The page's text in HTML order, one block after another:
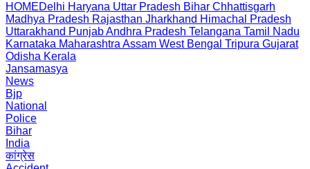
HOMEDelhi Haryana Uttar Pradesh Bihar Chhattisgarh
Madhya Pradesh Rajasthan Jharkhand Himachal Pradesh
Uttarakhand PunjabAndhra Pradesh Telangana Tamil Nadu
Karnataka Maharashtra Assam West Bengal Tripura Gujarat
Odisha Kerala
Jansamasya
News
Bjp
National
Police
Bihar
India
कांग्रेस